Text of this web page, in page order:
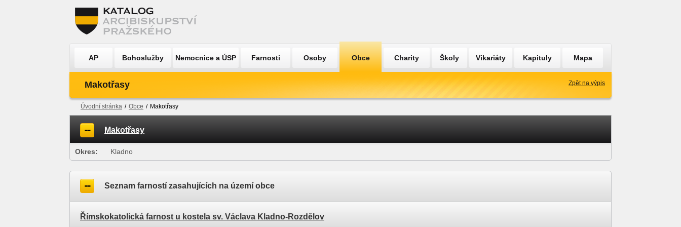
AP Bohoslužby Nemocnice a ÚSP Farnosti Osoby Obce Charity Školy Vikariáty Kapituly Mapa
Makotřasy Zpět na výpis
Úvodní stránka / Obce / Makotřasy
Makotřasy
Okres: Kladno
Seznam farností zasahujících na území obce
Římskokatolická farnost u kostela sv. Václava Kladno-Rozdělov